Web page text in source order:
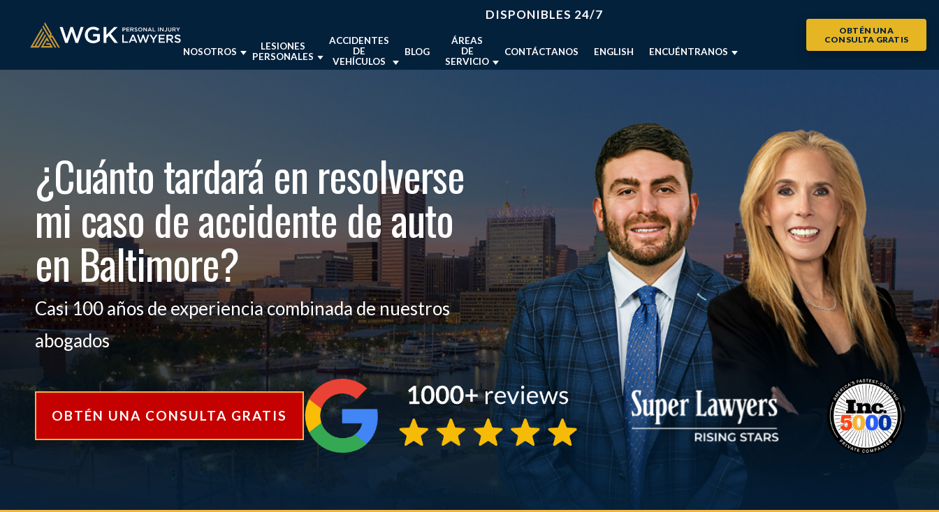
DISPONIBLES 24/7
NOSOTROS
OPINIONES DE CLIENTES DE
LESIONES PERSONALES
RECURSOS SOBRE LESIONES
PERSONALES EN BALTIMORE
RESULTADOS COMPROBADOS
LESIONES
PERSONALES
ABOGADO DE MUERTE POR
NEGLIGENCIA EN BALTIMORE
VER TODAS LAS ÁREAS DE
PRÁCTICA
ACCIDENTES
DE
VEHÍCULOS
ABOGADO DE ACCIDENTES DE
CAMIÓN EN BALTIMORE
BLOG
ÁREAS
DE
SERVICIO
ABOGADO DE LESIONES
ABOGADO DE LESIONES
PERSONALES EN MARYLAND
VER TODAS LAS ÁREAS
CONTÁCTANOS ENGLISH ENCUÉNTRANOS
OBTÉN UNA
CONSULTA GRATIS
¿Cuánto tardará en resolverse
mi caso de accidente de auto
en Baltimore?
Casi 100 años de experiencia combinada de nuestros
abogados
OBTÉN UNA CONSULTA GRATIS